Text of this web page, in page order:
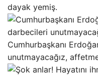
dayak yemiş.
Cumhurbaşkanı
unutmayacağız,